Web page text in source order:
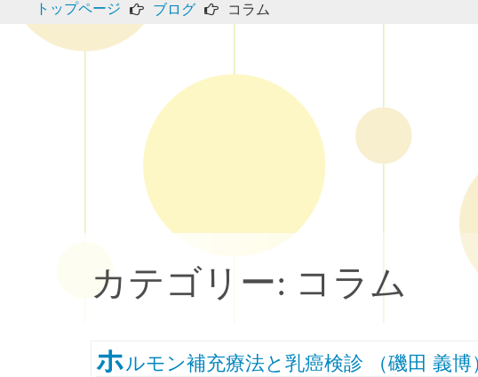
病院長ご挨拶
概要と沿革
理念と基本方針
厚生労働大臣の定める掲示事項
当院における個人情報の利用目的
アクセス
トップページ ブログ コラム
カテゴリー: コラム
ホルモン補充療法と乳癌検診 （磯田 義博